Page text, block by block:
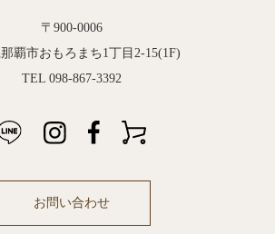
〒900-0006
覇市おもろまち1丁目2-15(1F)
TEL 098-867-3392
お問い合わせ